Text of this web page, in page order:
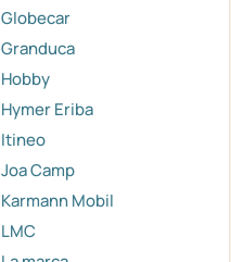
Globecar
Granduca
Hobby
Hymer Eriba
Itineo
Joa Camp
Karmann Mobil
LMC